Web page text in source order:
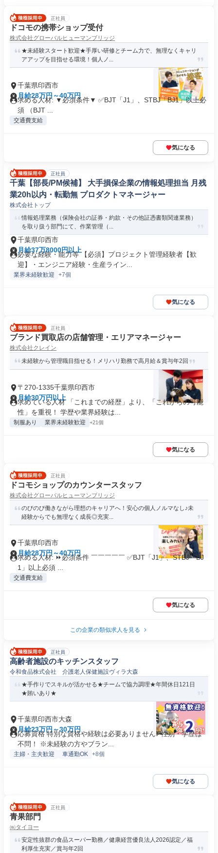
正社員
ドコモの携帯ショップ受付
株式会社グローバルヒューマンブリッジ
★未経験スタート歓迎★手厚い研修とチーム力で、無理なくキャリ
アアップを目指せる環境！個人ノ...
千葉県印西市
月給28万円～40万円
求める人材: ▼必須条件▼ ✅BJT「J1」、STBJ「BJ1」以上必
須 （BJT ...
交通費支給
気になる
正社員
千葉【部長/PM候補】 大手損保企業の情報処理担当 月残
業20h以内・転勤無 プロダクトマネージャー
株式会社トップ
情報処理業務（保険会社の証券・約款・その他証憑書類関連業務）
を取り扱う部門にて、作業管理（...
千葉県印西市
月給37万8000円以上
必要な経験・能力等 【必須】プロジェクト管理経験者【歓
迎】・エンジニア経験・生産ライン...
業界未経験歓迎 +7個
気になる
正社員
ブランド買取店の店舗管理・エリアマネージャー
株式会社クレイン
未経験から管理職目指せる！メリハリ勤務で高月給＆賞与年2回
〒270-1335千葉県印西市
月給30万円以上
求めている人材 「これまでの経歴」より、「これからの可能
性」を重視！ 学歴や業界経験は...
制服あり 業界未経験歓迎 +21個
気になる
正社員
ドコモショップのカウンタースタッフ
株式会社グローバルヒューマンブリッジ
のびのび働きながら理想のキャリアへ！安心の個人ノルマなし♪未
経験からでも無理なく成長◎充実...
千葉県印西市
月給28万円～40万円
求める人材: ⏩必須条件 ￣￣￣￣￣ ✅BJT「J1」、STBJ「BJ
1」以上必須 ...
交通費支給
気になる
この企業の類似求人を見る
正社員
高齢者施設のキッチンスタッフ
令和食品株式会社 介護⽼⼈保健施設ヴィラ⼤森
★手作りでスキルが活かせる★チームで協力調理★年間休日121日
★賄いあり★
千葉県印西市大森
月給23万円～30万円
応募資格 特別な資格や経験は必要ありません♪ 性別・学歴は
不問！ ※未経験の方やブラン...
主婦・主夫歓迎 車通勤OK +8個
気になる
正社員
青果部門
㈱タイヨー
安定性抜群の食品スーパー勤務／健康経営優良法人2026認定／福
利厚生充実／賞与年2回